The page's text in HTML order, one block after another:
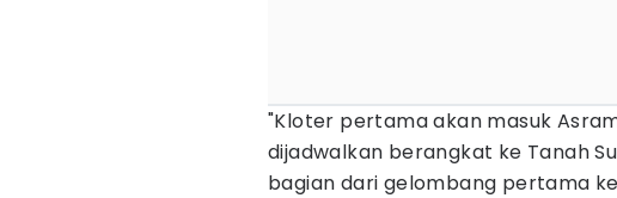
"Kloter pertama akan masuk
dijadwalkan berangkat ke Tanah
bagian dari gelombang pertama